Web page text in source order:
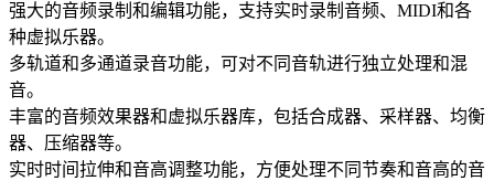
强大的音频录制和编辑功能，支持实时录制音频、MIDI和各
种虚拟乐器。
多轨道和多通道录音功能，可对不同音轨进行独立处理和混
音。
丰富的音频效果器和虚拟乐器库，包括合成器、采样器、均衡
器、压缩器等。
实时时间拉伸和音高调整功能，方便处理不同节奏和音高的音